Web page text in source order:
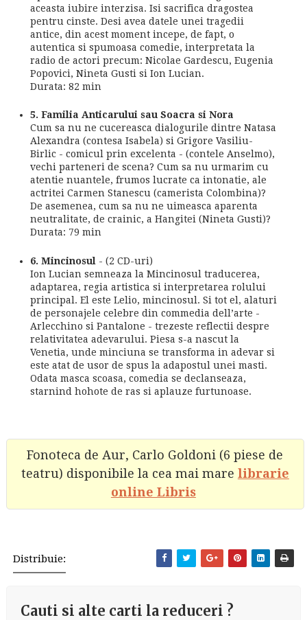
aceasta iubire interzisa. Isi sacrifica dragostea
pentru cinste. Desi avea datele unei tragedii
antice, din acest moment incepe, de fapt, o
autentica si spumoasa comedie, interpretata la
radio de actori precum: Nicolae Gardescu, Eugenia
Popovici, Nineta Gusti si Ion Lucian.
Durata: 82 min
5. Familia Anticarului sau Soacra si Nora
Cum sa nu ne cucereasca dialogurile dintre Natasa
Alexandra (contesa Isabela) si Grigore Vasiliu-
Birlic - comicul prin excelenta - (contele Anselmo),
vechi parteneri de scena? Cum sa nu urmarim cu
atentie nuantele, frumos lucrate ca intonatie, ale
actritei Carmen Stanescu (camerista Colombina)?
De asemenea, cum sa nu ne uimeasca aparenta
neutralitate, de crainic, a Hangitei (Nineta Gusti)?
Durata: 79 min
6. Mincinosul - (2 CD-uri)
Ion Lucian semneaza la Mincinosul traducerea,
adaptarea, regia artistica si interpretarea rolului
principal. El este Lelio, mincinosul. Si tot el, alaturi
de personajele celebre din commedia dell’arte -
Arlecchino si Pantalone - trezeste reflectii despre
relativitatea adevarului. Piesa s-a nascut la
Venetia, unde minciuna se transforma in adevar si
este atat de usor de spus la adapostul unei masti.
Odata masca scoasa, comedia se declanseaza,
starnind hohote de ras si aplauze furtunoase.
Fonoteca de Aur, Carlo Goldoni (6 piese de
teatru) disponibile la cea mai mare librarie
online Libris
Distribuie:
Cauti si alte carti la reduceri ?